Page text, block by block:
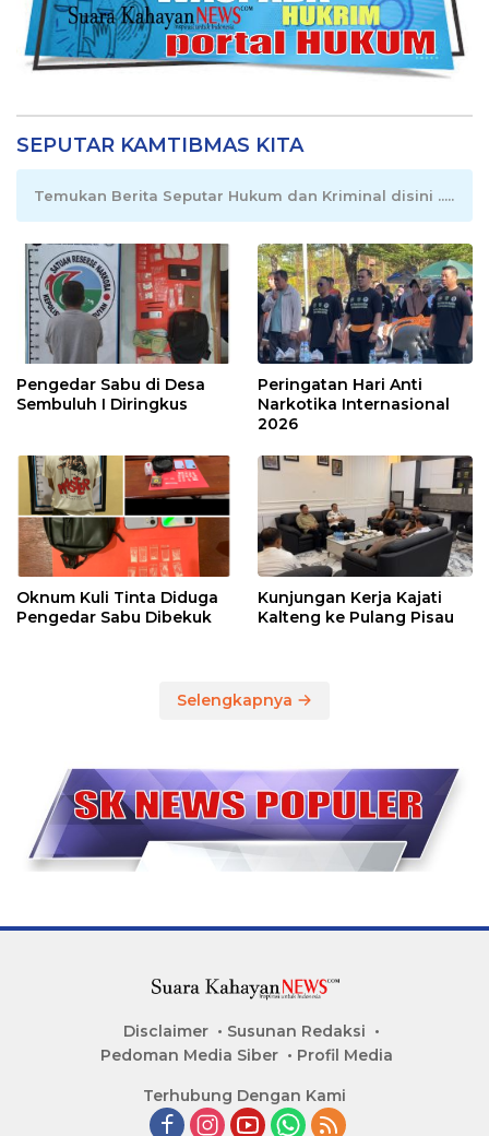
SEPUTAR KAMTIBMAS KITA
Temukan Berita Seputar Hukum dan Kriminal disini .....
Pengedar Sabu di Desa
Sembuluh I Diringkus
Peringatan Hari Anti
Narkotika Internasional
2026
Oknum Kuli Tinta Diduga
Pengedar Sabu Dibekuk
Kunjungan Kerja Kajati
Kalteng ke Pulang Pisau
Selengkapnya
Disclaimer
Susunan Redaksi
Pedoman Media Siber
Profil Media
Terhubung Dengan Kami